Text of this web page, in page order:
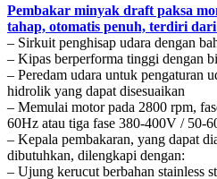
Pembakar minyak draft paksa
tahap, otomatis penuh, terdiri
– Sirkuit penghisap udara dengan
– Kipas berperforma tinggi dengan
– Peredam udara untuk pengaturan
hidrolik yang dapat disesuaikan
– Memulai motor pada 2800 rpm,
60Hz atau tiga fase 380-400V / 50-
– Kepala pembakaran, yang dapat
dibutuhkan, dilengkapi dengan:
– Ujung kerucut berbahan stainless